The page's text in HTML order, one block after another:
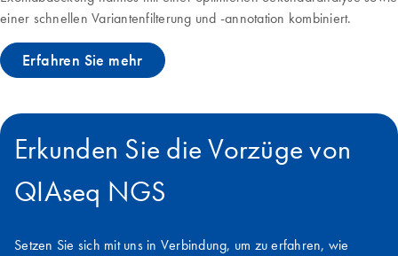
einer schnellen Variantenfilterung und -annotation kombiniert.
Erfahren Sie mehr
Erkunden Sie die Vorzüge von
QIAseq NGS
Setzen Sie sich mit uns in Verbindung, um zu erfahren, wie